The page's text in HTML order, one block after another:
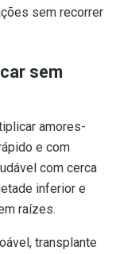
sem recorrer
sem
amores-
e com
com cerca
inferior e
raízes.
transplante